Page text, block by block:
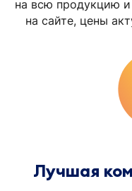
на всю продукцию
на сайте, цены
Лучшая